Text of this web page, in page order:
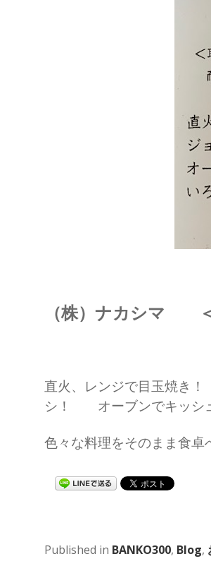
（株）ナカシマ
直火、レンジで目玉焼き
シ！ オーブンでキッシ
色々な料理をそのまま食卓
Published in BANKO300, Blog,